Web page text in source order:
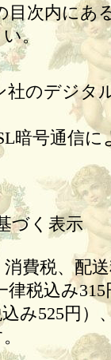
目次内にあ
。
社のデジタ
暗号通信に
づく表示
費税、配
税込み
み525円）